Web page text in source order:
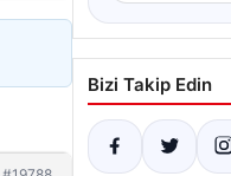
Bizi Takip Edin